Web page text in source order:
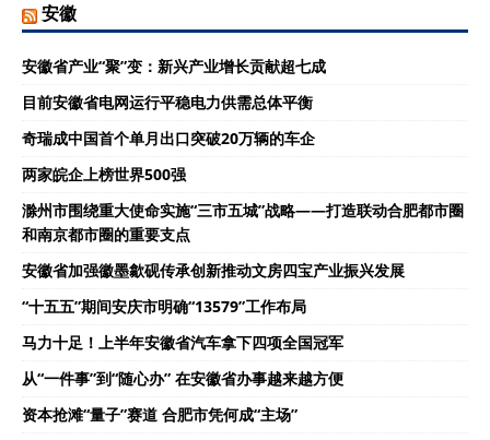
安徽
安徽省产业“聚”变：新兴产业增长贡献超七成
目前安徽省电网运行平稳电力供需总体平衡
奇瑞成中国首个单月出口突破20万辆的车企
两家皖企上榜世界500强
滁州市围绕重大使命实施“三市五城”战略——打造联动合肥都市圈
和南京都市圈的重要支点
安徽省加强徽墨歙砚传承创新推动文房四宝产业振兴发展
“十五五”期间安庆市明确“13579”工作布局
马力十足！上半年安徽省汽车拿下四项全国冠军
从“一件事”到“随心办” 在安徽省办事越来越方便
资本抢滩“量子”赛道 合肥市凭何成“主场”